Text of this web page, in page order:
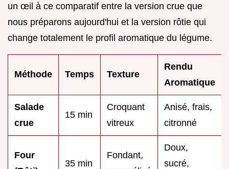
un œil à ce comparatif entre la version crue que
nous préparons aujourd'hui et la version rôtie qui
change totalement le profil aromatique du légume.
Méthode Temps Texture
Rendu
Aromatique
Salade
crue
15 min
Croquant
vitreux
Anisé, frais,
citronné
Four
35 min
Fondant,
Doux,
sucré,